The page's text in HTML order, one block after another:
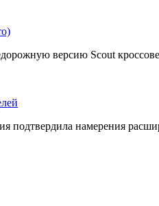
версию Scout
подтвердила намерения